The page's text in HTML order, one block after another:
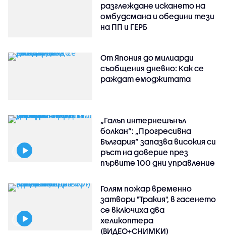
разглеждане искането на
омбудсмана и обедини тези
на ПП и ГЕРБ
От Япония до милиарди
съобщения дневно: Как се
раждат емоджитата
„Галъп интернешънъл
болкан“: „Прогресивна
България“ запазва високия си
ръст на доверие през
първите 100 дни управление
Голям пожар временно
затвори "Тракия", в гасенето
се включиха два
хеликоптера
(ВИДЕО+СНИМКИ)